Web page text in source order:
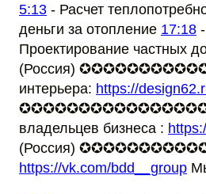
5:13 - Расчет
деньги за отопление 17:18
Проектирование частных
(Россия)
интерьера: https://
владельцев бизнеса :
(Россия)
https://vk.com/bdd__group